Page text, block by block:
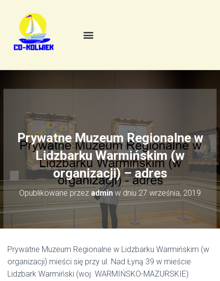
Prywatne Muzeum Regionalne w
Lidzbarku Warmińskim (w
organizacji) – adres
Opublikowane przez admin w dniu 27 września, 2019
Prywatne Muzeum Regionalne w Lidzbarku Warmińskim (w
organizacji) mieści się przy ul. Nad Łyną 39 w mieście
Lidzbark Warmiński (woj. WARMIŃSKO-MAZURSKIE)